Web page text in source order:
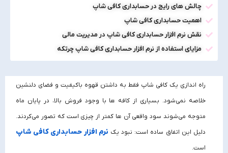
چالش‌ های رایج در حسابداری کافی شاپ
اهمیت حسابداری کافی شاپ
نقش نرم افزار حسابداری کافی شاپ در مدیریت مالی
مزایای استفاده از نرم افزار حسابداری کافی شاپ چرتکه
راه‌ اندازی یک کافی شاپ فقط به داشتن قهوه باکیفیت و فضای دلنشین
خلاصه نمی‌شود. بسیاری از کافه‌ ها با وجود فروش بالا، در پایان ماه
متوجه می‌شوند سود واقعی آن‌ ها کمتر از چیزی است که تصور می‌کردند.
دلیل این اتفاق ساده است: نبود یک نرم افزار حسابداری کافی شاپ
است.